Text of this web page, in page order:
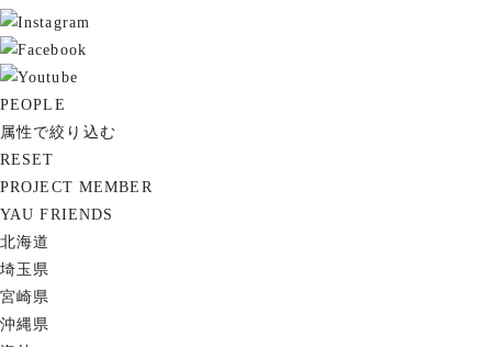
PEOPLE
属性で絞り込む
RESET
PROJECT MEMBER
YAU FRIENDS
北海道
埼玉県
宮崎県
沖縄県